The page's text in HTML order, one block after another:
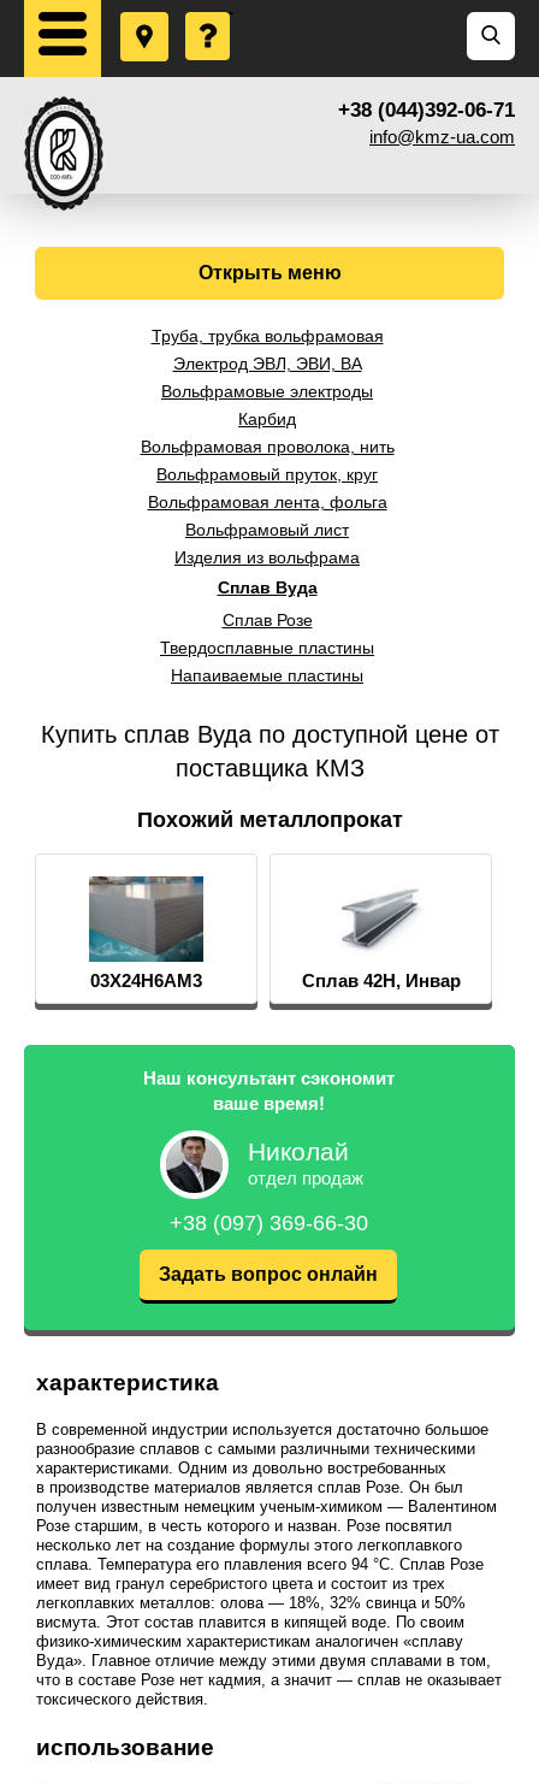
+38 (044)392-06-71
info@kmz-ua.com
Открыть меню
Труба, трубка вольфрамовая
Электрод ЭВЛ, ЭВИ, ВА
Вольфрамовые электроды
Карбид
Вольфрамовая проволока, нить
Вольфрамовый пруток, круг
Вольфрамовая лента, фольга
Вольфрамовый лист
Изделия из вольфрама
Сплав Вуда
Сплав Розе
Твердосплавные пластины
Напаиваемые пластины
Купить сплав Вуда по доступной цене от
поставщика КМЗ
Похожий металлопрокат
03Х24Н6АМ3 Сплав 42Н, Инвар
Наш консультант сэкономит
ваше время!
Николай
отдел продаж
+38 (097) 369-66-30
Задать вопрос онлайн
характеристика
В современной индустрии используется достаточно большое
разнообразие сплавов с самыми различными техническими
характеристиками. Одним из довольно востребованных
в производстве материалов является сплав Розе. Он был
получен известным немецким ученым-химиком — Валентином
Розе старшим, в честь которого и назван. Розе посвятил
несколько лет на создание формулы этого легкоплавкого
сплава. Температура его плавления всего 94 °C. Сплав Розе
имеет вид гранул серебристого цвета и состоит из трех
легкоплавких металлов: олова — 18%, 32% свинца и 50%
висмута. Этот состав плавится в кипящей воде. По своим
физико-химическим характеристикам аналогичен «сплаву
Вуда». Главное отличие между этими двумя сплавами в том,
что в составе Розе нет кадмия, а значит — сплав не оказывает
токсического действия.
использование